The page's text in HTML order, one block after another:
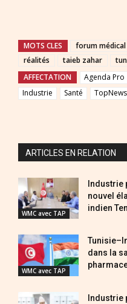
MOTS CLES forum
réalités
taieb zahar
AFFECTATION
Agenda Pro
Industrie
Santé TopNews
ARTICLES EN RELATION
WMC avec TAP
Industrie
nouvel
indien
WMC avec TAP
dans la
Industrie